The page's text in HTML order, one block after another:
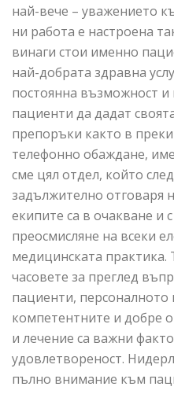
най-вече – уважението
ни работа е настроена
винаги стои именно
най-добрата здравна
постоянна възможност
пациенти да дадат
препоръки както в
телефонно обаждане,
сме цял отдел, който
задължително отговаря
екипите са в очакване и
преосмисляне на всеки
медицинската практика.
часовете за преглед
пациенти,
компетентните и добре
и лечение са важни
удовлетвореност.
пълно внимание към